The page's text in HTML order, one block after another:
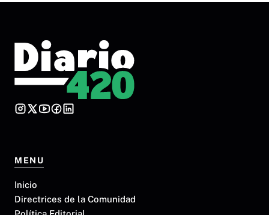
MENU
Inicio
Directrices de la Comunidad